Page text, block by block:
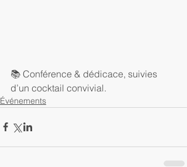
📚 Conférence & dédicace, suivies
d’un cocktail convivial.
Événements